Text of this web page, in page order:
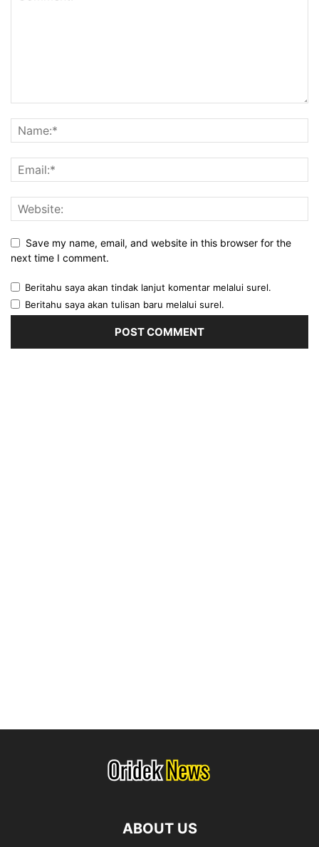
Save my name, email, and website in this browser for the
next time I comment.
Beritahu saya akan tindak lanjut komentar melalui surel.
Beritahu saya akan tulisan baru melalui surel.
ABOUT US